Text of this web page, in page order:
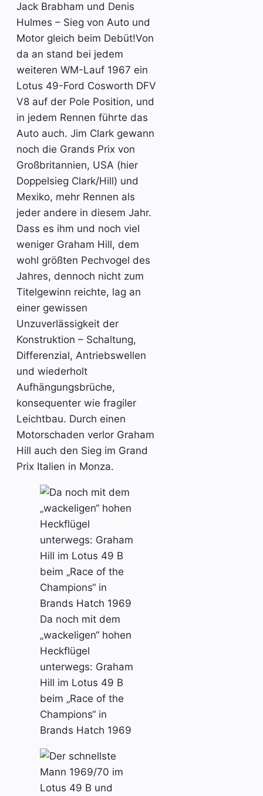
Jack Brabham und Denis
Hulmes – Sieg von Auto und
Motor gleich beim Debüt!Von
da an stand bei jedem
weiteren WM-Lauf 1967 ein
Lotus 49-Ford Cosworth DFV
V8 auf der Pole Position, und
in jedem Rennen führte das
Auto auch. Jim Clark gewann
noch die Grands Prix von
Großbritannien, USA (hier
Doppelsieg Clark/Hill) und
Mexiko, mehr Rennen als
jeder andere in diesem Jahr.
Dass es ihm und noch viel
weniger Graham Hill, dem
wohl größten Pechvogel des
Jahres, dennoch nicht zum
Titelgewinn reichte, lag an
einer gewissen
Unzuverlässigkeit der
Konstruktion – Schaltung,
Differenzial, Antriebswellen
und wiederholt
Aufhängungsbrüche,
konsequenter wie fragiler
Leichtbau. Durch einen
Motorschaden verlor Graham
Hill auch den Sieg im Grand
Prix Italien in Monza.
Da noch mit dem
„wackeligen“ hohen
Heckflügel
unterwegs: Graham
Hill im Lotus 49 B
beim „Race of the
Champions“ in
Brands Hatch 1969